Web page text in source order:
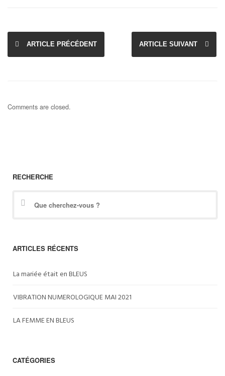
ARTICLE PRÉCÉDENT ARTICLE SUIVANT
Comments are closed.
RECHERCHE
ARTICLES RÉCENTS
La mariée était en BLEUS
VIBRATION NUMEROLOGIQUE MAI 2021
LA FEMME EN BLEUS
CATÉGORIES